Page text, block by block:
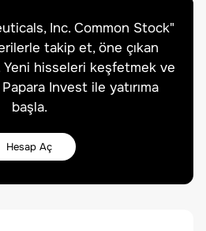
Inc. Common Stock"
takip et, öne çıkan
hisseleri keşfetmek ve
Invest ile yatırıma
başla.
Hesap Aç